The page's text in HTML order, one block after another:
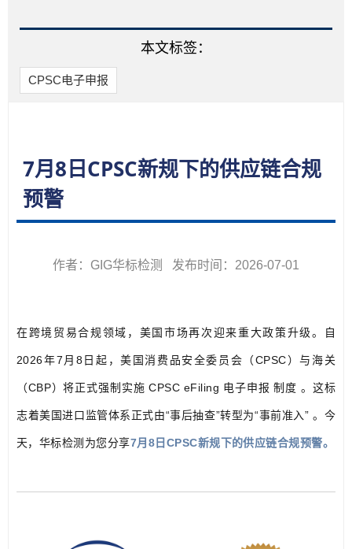
本文标签：
CPSC电子申报
7月8日CPSC新规下的供应链合规
预警
作者：GIG华标检测 发布时间：2026-07-01
在跨境贸易合规领域，美国市场再次迎来重大政策升级。自
2026年7月8日起，美国消费品安全委员会（CPSC）与海关
（CBP）将正式强制实施 CPSC eFiling 电子申报 制度 。这标
志着美国进口监管体系正式由“事后抽查”转型为“事前准入” 。今
天，华标检测为您分享7月8日CPSC新规下的供应链合规预警。